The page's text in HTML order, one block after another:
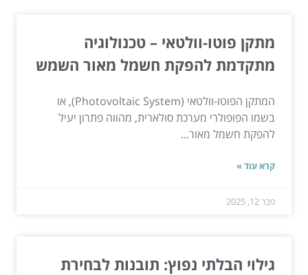
מתקן פוטו-וולטאי – טכנולוגיה
מתקדמת להפקת חשמל מאור השמש
המתקן הפוטו-וולטאי (Photovoltaic System), או
בשמו הפופולרי מערכת סולארית, מהווה פתרון יעיל
להפקת חשמל מאור...
קרא עוד »
פבר 12, 2025
גילוי הבלתי נפוץ: תובנות לבחירת